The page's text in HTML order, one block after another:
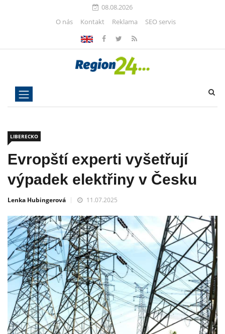
08.08.2026
O nás
Kontakt Reklama SEO servis
LIBERECKO
Evropští experti vyšetřují
výpadek elektřiny v Česku
Lenka Hubingerová 11.07.2025